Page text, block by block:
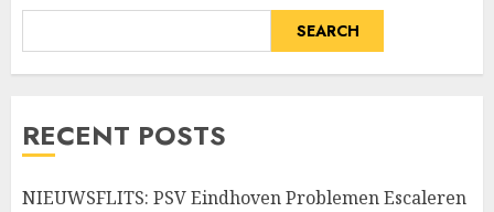
SEARCH
RECENT POSTS
NIEUWSFLITS: PSV Eindhoven Problemen Escaleren